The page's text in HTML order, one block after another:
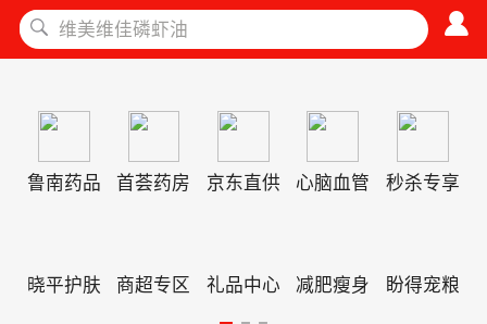
鲁南药品 首荟药房 京东直供 心脑血管 秒杀专享
晓平护肤 商超专区 礼品中心 减肥瘦身 盼得宠粮